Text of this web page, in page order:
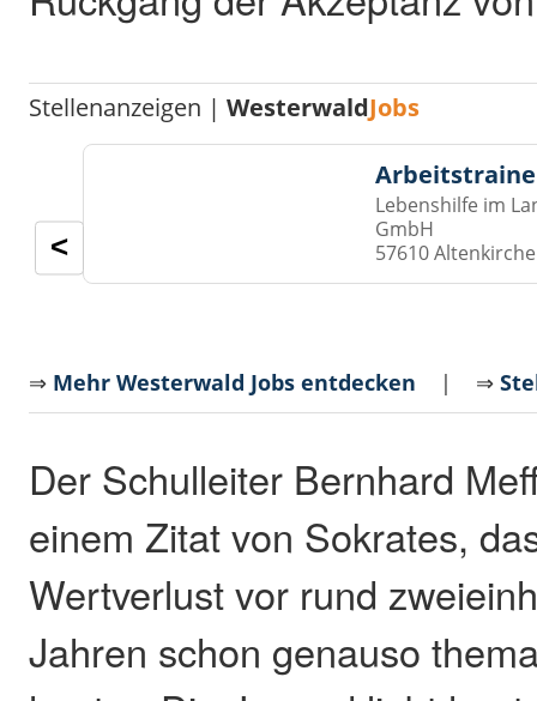
Stellenanzeigen |WesterwaldJobs
Lebenshilfe im
GmbH
57610
<
⇒ Mehr Westerwald Jobs entdecken | ⇒
Der Schulleiter Bernhard
einem Zitat von Sokrates,
Wertverlust vor rund
Jahren schon genauso